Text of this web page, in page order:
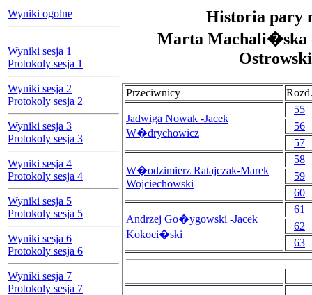
Wyniki ogolne
Wyniki sesja 1
Protokoly sesja 1
Wyniki sesja 2
Protokoly sesja 2
Wyniki sesja 3
Protokoly sesja 3
Wyniki sesja 4
Protokoly sesja 4
Wyniki sesja 5
Protokoly sesja 5
Wyniki sesja 6
Protokoly sesja 6
Wyniki sesja 7
Protokoly sesja 7
Historia pary
Marta Machali�ska
Ostrowski
Przeciwnicy Rozd.
Jadwiga Nowak -Jacek
W�drychowicz
55
56
57
W�odzimierz Ratajczak-Marek
Wojciechowski
58
59
60
Andrzej Go�ygowski -Jacek
Kokoci�ski
61
62
63